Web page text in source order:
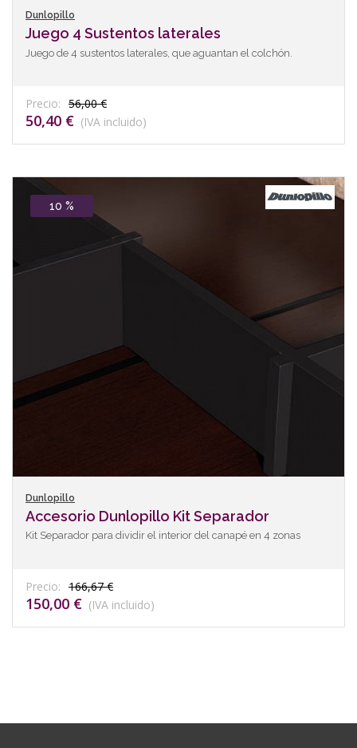
Dunlopillo
Juego 4 Sustentos laterales
Juego de 4 sustentos laterales, que aguantan el colchón.
Precio: 56,00 €
50,40 € (IVA incluido)
10 %
Dunlopillo
Accesorio Dunlopillo Kit Separador
Kit Separador para dividir el interior del canapé en 4 zonas
Precio: 166,67 €
150,00 € (IVA incluido)